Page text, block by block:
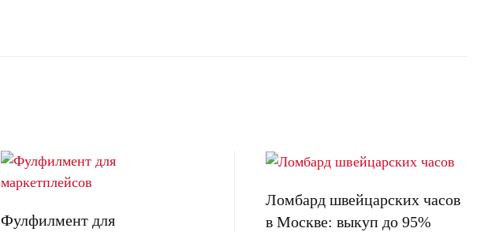
Фулфилмент для
Ломбард швейцарских часов
в Москве: выкуп до 95%